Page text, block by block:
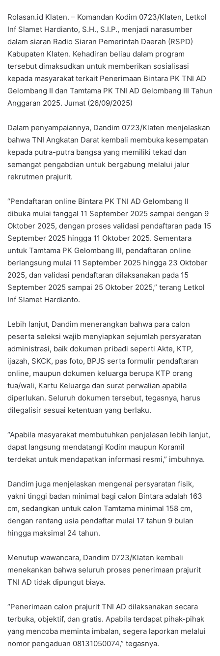
Rolasan.id Klaten. – Komandan Kodim 0723/Klaten, Letkol
Inf Slamet Hardianto, S.H., S.I.P., menjadi narasumber
dalam siaran Radio Siaran Pemerintah Daerah (RSPD)
Kabupaten Klaten. Kehadiran beliau dalam program
tersebut dimaksudkan untuk memberikan sosialisasi
kepada masyarakat terkait Penerimaan Bintara PK TNI AD
Gelombang II dan Tamtama PK TNI AD Gelombang III Tahun
Anggaran 2025. Jumat (26/09/2025)
Dalam penyampaiannya, Dandim 0723/Klaten menjelaskan
bahwa TNI Angkatan Darat kembali membuka kesempatan
kepada putra-putra bangsa yang memiliki tekad dan
semangat pengabdian untuk bergabung melalui jalur
rekrutmen prajurit.
“Pendaftaran online Bintara PK TNI AD Gelombang II
dibuka mulai tanggal 11 September 2025 sampai dengan 9
Oktober 2025, dengan proses validasi pendaftaran pada 15
September 2025 hingga 11 Oktober 2025. Sementara
untuk Tamtama PK Gelombang III, pendaftaran online
berlangsung mulai 11 September 2025 hingga 23 Oktober
2025, dan validasi pendaftaran dilaksanakan pada 15
September 2025 sampai 25 Oktober 2025,” terang Letkol
Inf Slamet Hardianto.
Lebih lanjut, Dandim menerangkan bahwa para calon
peserta seleksi wajib menyiapkan sejumlah persyaratan
administrasi, baik dokumen pribadi seperti Akte, KTP,
ijazah, SKCK, pas foto, BPJS serta formulir pendaftaran
online, maupun dokumen keluarga berupa KTP orang
tua/wali, Kartu Keluarga dan surat perwalian apabila
diperlukan. Seluruh dokumen tersebut, tegasnya, harus
dilegalisir sesuai ketentuan yang berlaku.
“Apabila masyarakat membutuhkan penjelasan lebih lanjut,
dapat langsung mendatangi Kodim maupun Koramil
terdekat untuk mendapatkan informasi resmi,” imbuhnya.
Dandim juga menjelaskan mengenai persyaratan fisik,
yakni tinggi badan minimal bagi calon Bintara adalah 163
cm, sedangkan untuk calon Tamtama minimal 158 cm,
dengan rentang usia pendaftar mulai 17 tahun 9 bulan
hingga maksimal 24 tahun.
Menutup wawancara, Dandim 0723/Klaten kembali
menekankan bahwa seluruh proses penerimaan prajurit
TNI AD tidak dipungut biaya.
“Penerimaan calon prajurit TNI AD dilaksanakan secara
terbuka, objektif, dan gratis. Apabila terdapat pihak-pihak
yang mencoba meminta imbalan, segera laporkan melalui
nomor pengaduan 08131050074,” tegasnya.